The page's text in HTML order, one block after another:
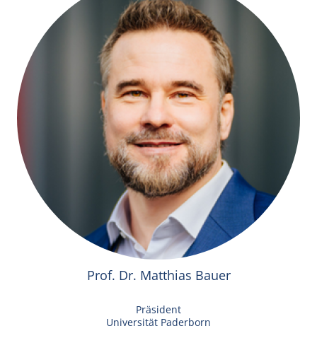
Prof. Dr. Matthias Bauer
Präsident
Universität Paderborn